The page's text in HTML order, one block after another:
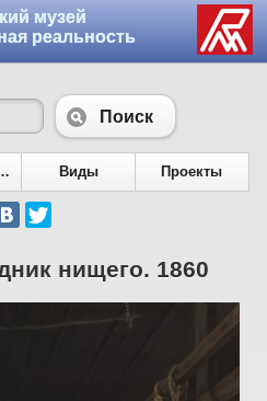
музей
реальность
Поиск
сюжеты Виды Проекты
нищего. 1860